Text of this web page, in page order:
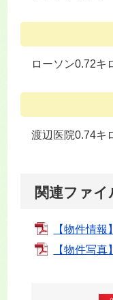
ローソン0.72キ
渡辺医院0.74キ
関連ファイ
【物件情
【物件写